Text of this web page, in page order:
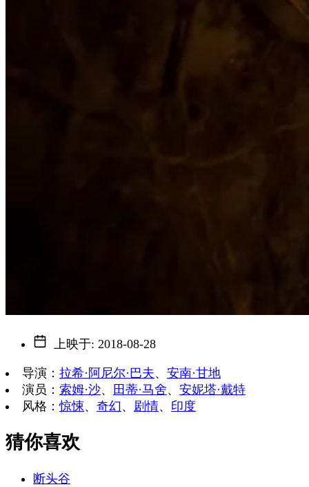
上映于: 2018-08-28
导演 ： 拉希·阿尼尔·巴夫、 安南·甘地
演员 ： 索姆·沙、 田蒂·马舍、 安妮塔·戴特
风格 ：惊悚、 奇幻 、 剧情、 印度
猜你喜欢
断头谷